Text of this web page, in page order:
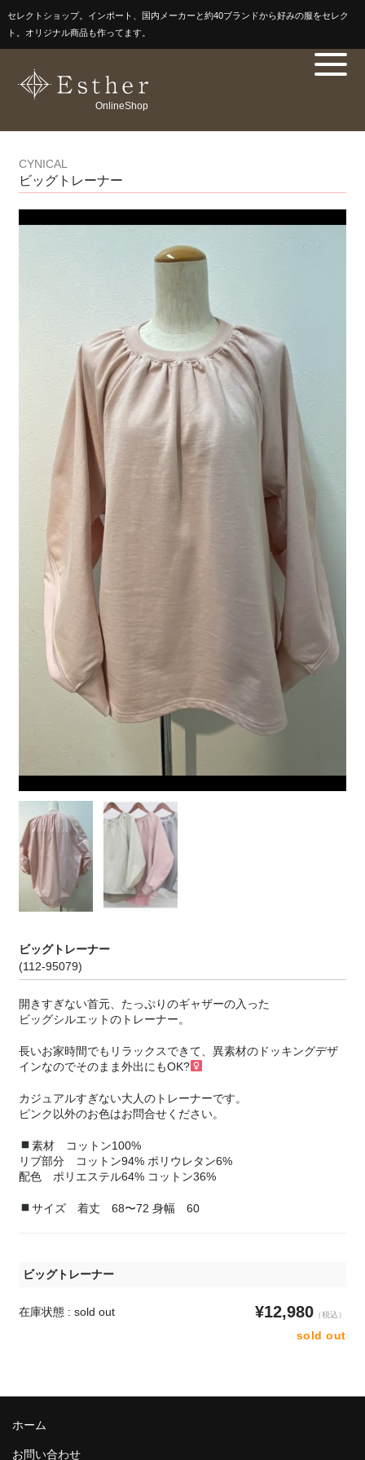
セレクトショップ。インポート、国内メーカーと約40ブランドから好みの服をセレク
ト。オリジナル商品も作ってます。
OnlineShop
CYNICAL
ビッグトレーナー
ビッグトレーナー
(112-95079)
開きすぎない首元、たっぷりのギャザーの入った
ビッグシルエットのトレーナー。
長いお家時間でもリラックスできて、異素材のドッキングデザ
インなのでそのまま外出にもOK?‍
カジュアルすぎない大人のトレーナーです。
ピンク以外のお色はお問合せください。
素材 コットン100%
リブ部分 コットン94% ポリウレタン6%
配色 ポリエステル64% コットン36%
サイズ 着丈 68〜72 身幅 60
ビッグトレーナー
在庫状態 : sold out ¥12,980（税込）
sold out
ホーム
お問い合わせ